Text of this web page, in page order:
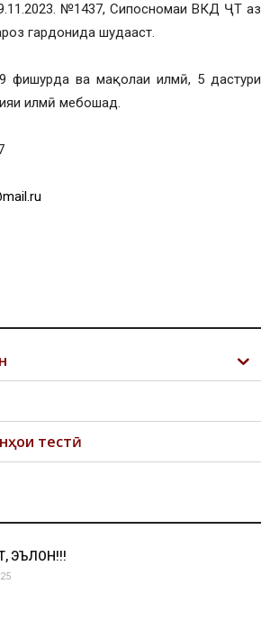
№1437, Сипосномаи ВКД ҶТ аз
гардонида шудааст.
фишурда ва мақолаи илмӣ, 5 дастури
илмӣ мебошад.
тестӣ
ЭЪЛОН!!!